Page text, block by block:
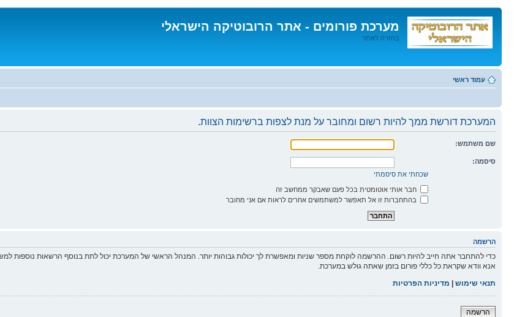
מערכת פורומים - אתר הרובוטיקה הישראלי
בחזרה לאתר
לתוכן
עמוד ראשי
המערכת דורשת ממך להיות רשום ומחובר על מנת לצפות ברשימות הצוות.
שם משתמש:
סיסמה:
שכחתי את סיסמתי
חבר אותי אוטומטית בכל פעם שאבקר ממחשב זה
בהתחברות זו אל תאפשר למשתמשים אחרים לראות אם אני מחובר
הרשמה
כדי להתחבר אתה חייב להיות רשום. ההרשמה לוקחת מספר שניות ומאפשרת לך יכולות גבוהות יותר. המנהל הראשי של המערכת יכול לתת בנוסף הרשאות נוספות
אנא וודא שקראת כל כללי פורום בזמן שאתה גולש במערכת.
תנאי שימוש | מדיניות הפרטיות
הרשמה